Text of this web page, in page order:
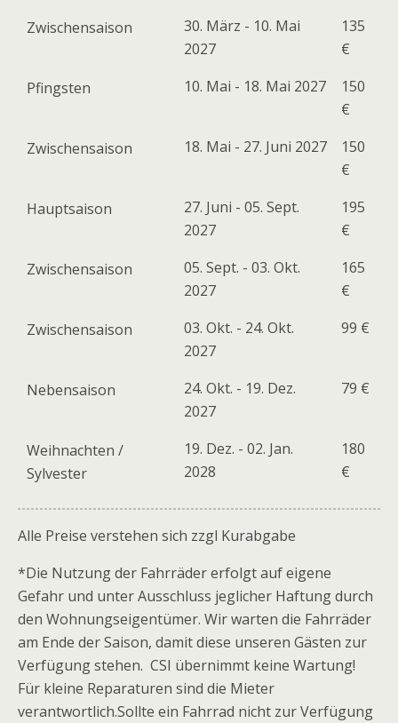
Zwischensaison
30. März - 10. Mai
2027
135
€
Pfingsten
10. Mai - 18. Mai 2027
150
€
Zwischensaison
18. Mai - 27. Juni 2027
150
€
Hauptsaison
27. Juni - 05. Sept.
2027
195
€
Zwischensaison
05. Sept. - 03. Okt.
2027
165
€
Zwischensaison
03. Okt. - 24. Okt.
2027
99 €
Nebensaison
24. Okt. - 19. Dez.
2027
79 €
Weihnachten /
Sylvester
19. Dez. - 02. Jan.
2028
180
€
Alle Preise verstehen sich zzgl Kurabgabe
*Die Nutzung der Fahrräder erfolgt auf eigene
Gefahr und unter Ausschluss jeglicher Haftung durch
den Wohnungseigentümer. Wir warten die Fahrräder
am Ende der Saison, damit diese unseren Gästen zur
Verfügung stehen. CSI übernimmt keine Wartung!
Für kleine Reparaturen sind die Mieter
verantwortlich.Sollte ein Fahrrad nicht zur Verfügung